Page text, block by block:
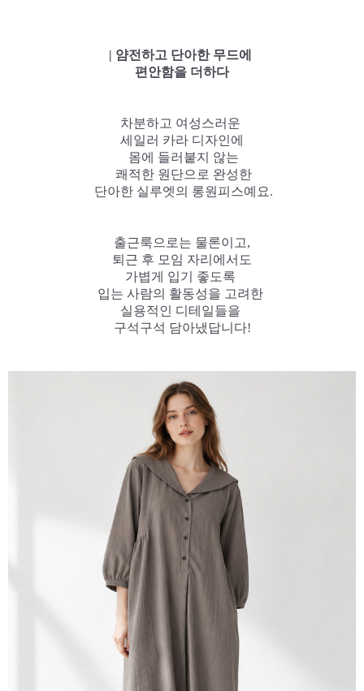
| 얌전하고 단아한 무드에
편안함을 더하다
차분하고 여성스러운
세일러 카라 디자인에
몸에 들러붙지 않는
쾌적한 원단으로 완성한
단아한 실루엣의 롱원피스예요.
출근룩으로는 물론이고,
퇴근 후 모임 자리에서도
가볍게 입기 좋도록
입는 사람의 활동성을 고려한
실용적인 디테일들을
구석구석 담아냈답니다!